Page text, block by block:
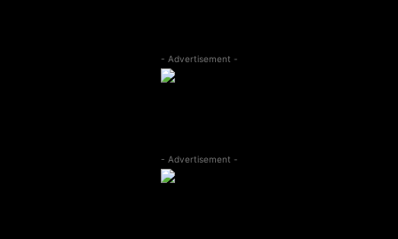
- Advertisement -
- Advertisement -